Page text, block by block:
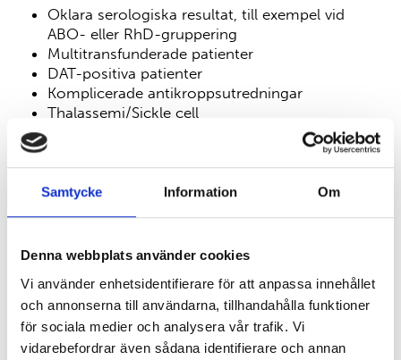
Samtycke Information Om
Denna webbplats använder cookies
Vi använder enhetsidentifierare för att anpassa innehållet
och annonserna till användarna, tillhandahålla funktioner
för sociala medier och analysera vår trafik. Vi
vidarebefordrar även sådana identifierare och annan
Oklara serologiska resultat, till exempel vid
ABO- eller RhD-gruppering
Multitransfunderade patienter
DAT-positiva patienter
Komplicerade antikroppsutredningar
Thalassemi/Sickle cell
Typning av högfrekvensantigen där reagens
saknas
Rh eller andra antigen.”
Camilla Hesse
PhD, universitetslektor
Institutionen för biomedicin Sahlgrenska Akademin
vid Göteborgs Universitet